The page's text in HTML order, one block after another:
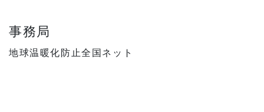
事務局
地球温暖化防止全国ネット